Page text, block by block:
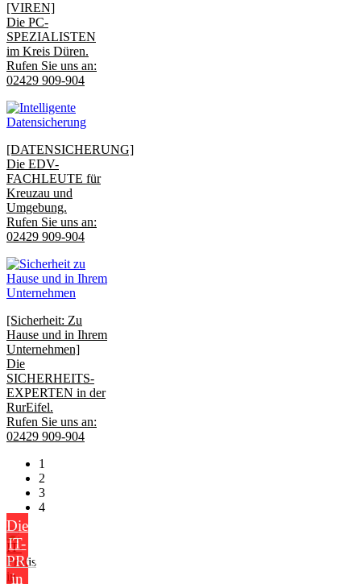
[VIREN]
Die PC-
SPEZIALISTEN
im Kreis Düren.
Rufen Sie uns an:
02429 909-904
[DATENSICHERUNG]
Die EDV-
FACHLEUTE für
Kreuzau und
Umgebung.
Rufen Sie uns an:
02429 909-904
[Sicherheit: Zu
Hause und in Ihrem
Unternehmen]
Die
SICHERHEITS-
EXPERTEN in der
RurEifel.
Rufen Sie uns an:
02429 909-904
1
2
3
4
Die
IT-
PROFIS
in